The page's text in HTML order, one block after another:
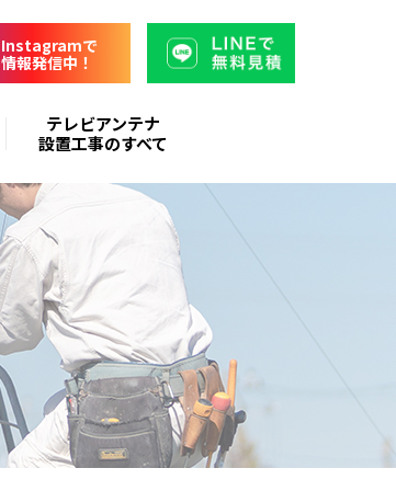
Instagramで
情報発信中！
テレビアンテナ
設置工事のすべて